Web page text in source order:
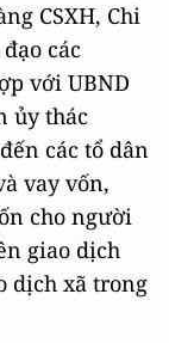
CSXH, Chi
các
với UBND
ủy thác
các tổ dân
vay vốn,
cho người
giao dịch
dịch xã trong